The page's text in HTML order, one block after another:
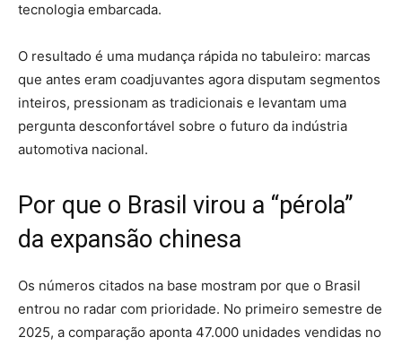
tecnologia embarcada.
O resultado é uma mudança rápida no tabuleiro: marcas
que antes eram coadjuvantes agora disputam segmentos
inteiros, pressionam as tradicionais e levantam uma
pergunta desconfortável sobre o futuro da indústria
automotiva nacional.
Por que o Brasil virou a “pérola”
da expansão chinesa
Os números citados na base mostram por que o Brasil
entrou no radar com prioridade. No primeiro semestre de
2025, a comparação aponta 47.000 unidades vendidas no